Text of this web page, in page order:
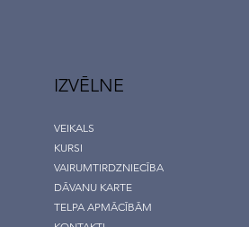
IZVĒLNE
VEIKALS
KURSI
VAIRUMTIRDZNIECĪBA
DĀVANU KARTE
TELPA APMĀCĪBĀM